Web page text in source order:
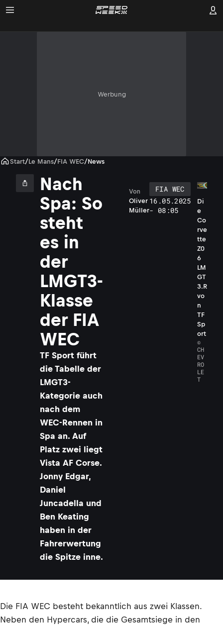
Werbung
Start/Le Mans/FIA WEC/News
Nach
Spa: So
steht
es in
der
LMGT3-
Klasse
der FIA
WEC
TF Sport führt
die Tabelle der
LMGT3-
Kategorie auch
nach dem
WEC-Rennen in
Spa an. Auf
Platz zwei liegt
Vista AF Corse.
Jonny Edgar,
Daniel
Juncadella und
Ben Keating
haben in der
Fahrerwertung
die Spitze inne.
Oliver
Müller
Von
FIA WEC
16.05.2025
- 08:05
Di
e
Co
rve
tte
Z0
6
LM
GT
3.R
vo
n
TF
Sp
ort
©
CH
EV
RO
LE
T
Die FIA WEC besteht bekanntlich aus zwei Klassen.
Neben den Hypercars, die die Gesamtsiege in den